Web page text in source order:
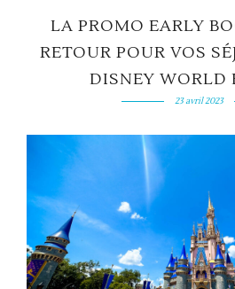
LA PROMO EARLY
RETOUR POUR VOS
DISNEY WORLD
23 avril 2023